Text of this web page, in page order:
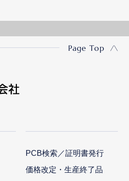
Page Top
PCB検索／証明書発行
価格改定・生産終了品